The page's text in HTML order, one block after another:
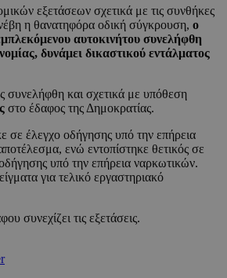
εξετάσεων σχετικά με τις συνθήκες
η θανατηφόρα οδική σύγκρουση, ο
αυτοκινήτου συνελήφθη
δυνάμει δικαστικού εντάλματος
και σχετικά με υπόθεση
στο έδαφος της Δημοκρατίας.
σε έλεγχο οδήγησης υπό την επήρεια
ενώ εντοπίστηκε θετικός σε
υπό την επήρεια ναρκωτικών.
για τελικό εργαστηριακό
συνεχίζει τις εξετάσεις.